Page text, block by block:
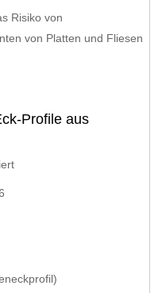
Risiko von
von Platten und Fliesen
Profile aus